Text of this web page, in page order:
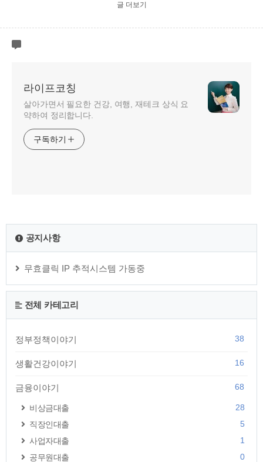
글 더보기
라이프코칭
살아가면서 필요한 건강, 여행, 재테크 상식 요
약하여 정리합니다.
구독하기
공지사항
무효클릭 IP 추적시스템 가동중
전체 카테고리
정부정책이야기 38
생활건강이야기 16
금융이야기 68
비상금대출
28
직장인대출
5
사업자대출
1
공무원대출
0